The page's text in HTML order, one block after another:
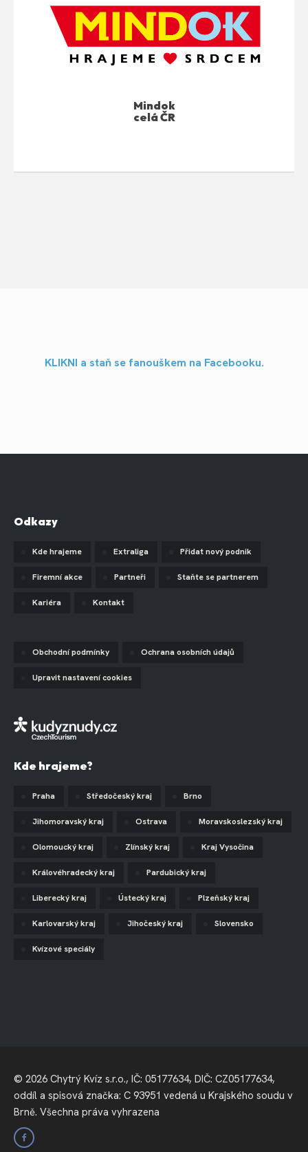
Mindok
celá ČR
KLIKNI a staň se fanouškem na Facebooku.
Odkazy
Kde hrajeme Extraliga Přidat nový podnik
Firemní akce Partneři Staňte se partnerem
Kariéra Kontakt
Obchodní podmínky Ochrana osobních údajů
Upravit nastavení cookies
Kde hrajeme?
Praha Středočeský kraj Brno
Jihomoravský kraj Ostrava Moravskoslezský kraj
Olomoucký kraj Zlínský kraj Kraj Vysočina
Královéhradecký kraj Pardubický kraj
Liberecký kraj Ústecký kraj Plzeňský kraj
Karlovarský kraj Jihočeský kraj Slovensko
Kvízové speciály
© 2026 Chytrý Kvíz s.r.o., IČ: 05177634, DIČ: CZ05177634,
oddíl a spisová značka: C 93951 vedená u Krajského soudu v
Brně. Všechna práva vyhrazena